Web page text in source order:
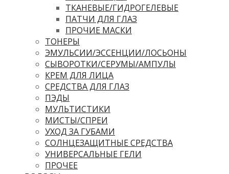
ТКАНЕВЫЕ/ГИДРОГЕЛЕВЫЕ
ПАТЧИ ДЛЯ ГЛАЗ
ПРОЧИЕ МАСКИ
ТОНЕРЫ
ЭМУЛЬСИИ/ЭССЕНЦИИ/ЛОСЬОНЫ
СЫВОРОТКИ/СЕРУМЫ/АМПУЛЫ
КРЕМ ДЛЯ ЛИЦА
СРЕДСТВА ДЛЯ ГЛАЗ
ПЭДЫ
МУЛЬТИСТИКИ
МИСТЫ/СПРЕИ
УХОД ЗА ГУБАМИ
СОЛНЦЕЗАЩИТНЫЕ СРЕДСТВА
УНИВЕРСАЛЬНЫЕ ГЕЛИ
ПРОЧЕЕ